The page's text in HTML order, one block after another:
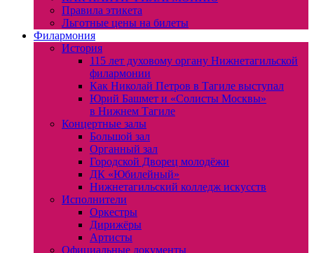
Правила этикета
Льготные цены на билеты
Филармония
История
115 лет духовому органу Нижнетагильской
филармонии
Как Николай Петров в Тагиле выступал
Юрий Башмет и «Солисты Москвы»
в Нижнем Тагиле
Концертные залы
Большой зал
Органный зал
Городской Дворец молодёжи
ДК «Юбилейный»
Нижнетагильский колледж искусств
Исполнители
Оркестры
Дирижёры
Артисты
Официальные документы